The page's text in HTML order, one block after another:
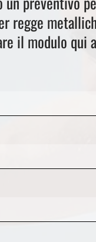
regge
il modulo qui